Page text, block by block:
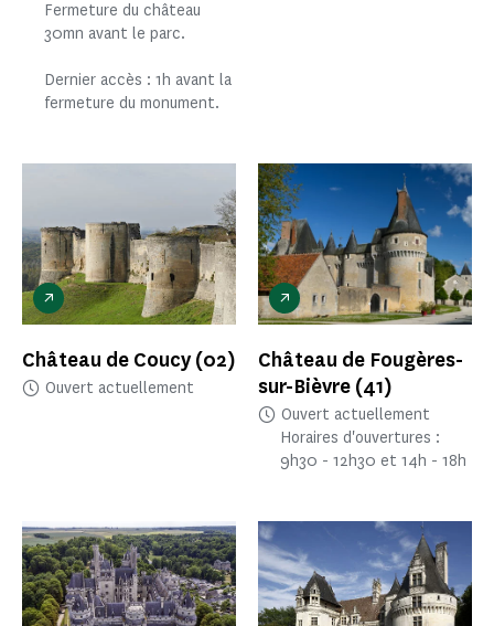
Fermeture du château
30mn avant le parc.
Dernier accès : 1h avant la
fermeture du monument.
Château de Coucy(02)
Ouvert actuellement
Château de Fougères-
sur-Bièvre (41)
Ouvert actuellement
Horaires d'ouvertures :
9h30 - 12h30 et 14h - 18h